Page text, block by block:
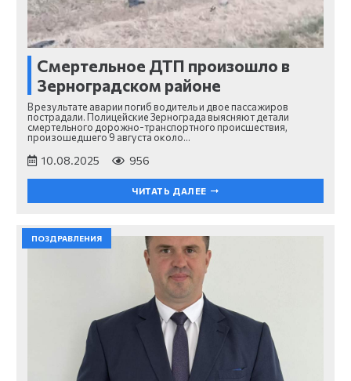
Смертельное ДТП произошло в
Зерноградском районе
В результате аварии погиб водитель и двое пассажиров
пострадали. Полицейские Зернограда выясняют детали
смертельного дорожно-транспортного происшествия,
произошедшего 9 августа около…
10.08.2025 956
ЧИТАТЬ ДАЛЕЕ
ПОЗДРАВЛЕНИЯ